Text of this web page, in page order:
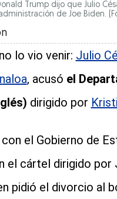
Trump dijo que Julio
de Joe Biden.
lo vio venir: Julio
, acusó el
dirigido por
el Gobierno de
el cártel dirigido por
pidió el divorcio al